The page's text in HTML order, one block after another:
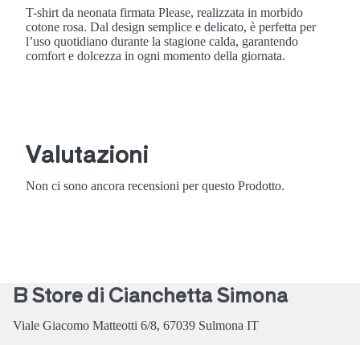
T-shirt da neonata firmata Please, realizzata in morbido
cotone rosa. Dal design semplice e delicato, è perfetta per
l’uso quotidiano durante la stagione calda, garantendo
comfort e dolcezza in ogni momento della giornata.
Valutazioni
Non ci sono ancora recensioni per questo Prodotto.
B Store di Cianchetta Simona
Viale Giacomo Matteotti 6/8, 67039 Sulmona IT